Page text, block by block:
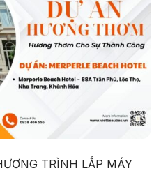
TRÌNH LẮP MÁY